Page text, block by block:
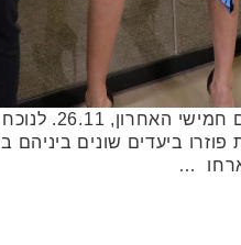
מעל 5 מיליון ש"ח
ביעדים שונים ביניהם
…